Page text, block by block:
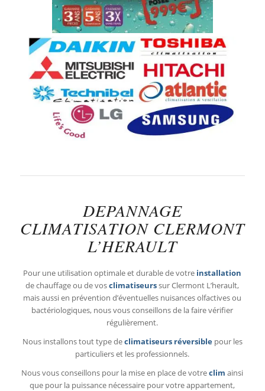
DEPANNAGE
CLIMATISATION CLERMONT
L’HERAULT
Pour une utilisation optimale et durable de votre installation
de chauffage ou de vosclimatiseurssur Clermont L’herault,
mais aussi en prévention d’éventuelles nuisances olfactives ou
bactériologiques, nous vous conseillons de la faire vérifier
régulièrement.
Nous installons tout type declimatiseurs réversiblepour les
particuliers et les professionnels.
Nous vous conseillons pour la mise en place de votreclim ainsi
que pour la puissance nécessaire pour votre appartement,